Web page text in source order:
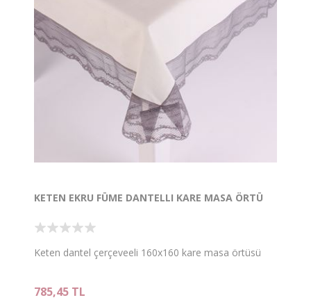
KETEN EKRU FÜME DANTELLI KARE MASA ÖRTÜ
Keten dantel çerçeveeli 160x160 kare masa örtüsü
785,45 TL